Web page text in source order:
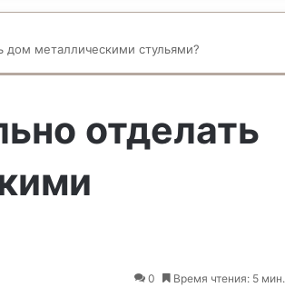
дом металлическими стульями?
отделать
0 Время чтения: 5 мин.